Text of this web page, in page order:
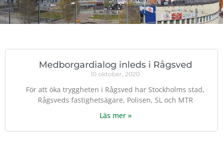
Medborgardialog inleds i Rågsved
10 oktober, 2020
För att öka tryggheten i Rågsved har Stockholms stad,
Rågsveds fastighetsägare, Polisen, SL och MTR
Läs mer »